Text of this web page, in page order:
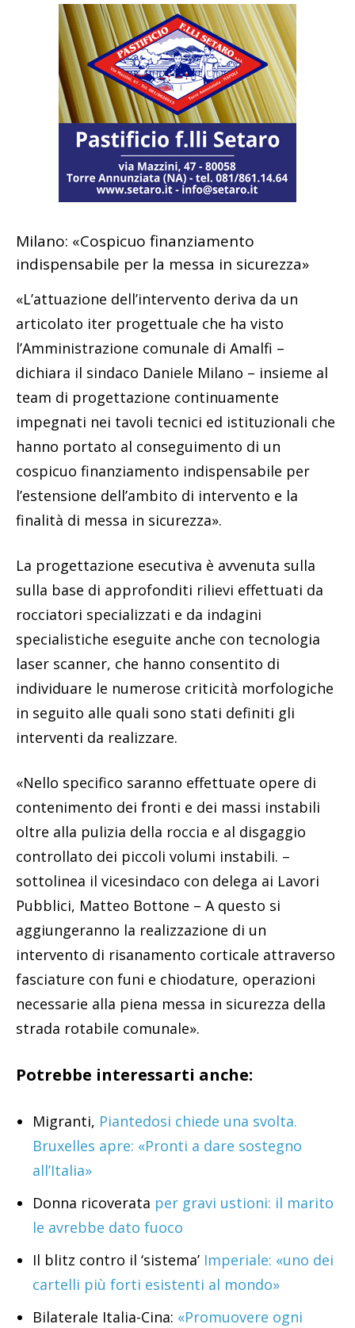
Milano: «Cospicuo finanziamento
indispensabile per la messa in sicurezza»
«L’attuazione dell’intervento deriva da un
articolato iter progettuale che ha visto
l’Amministrazione comunale di Amalfi –
dichiara il sindaco Daniele Milano – insieme al
team di progettazione continuamente
impegnati nei tavoli tecnici ed istituzionali che
hanno portato al conseguimento di un
cospicuo finanziamento indispensabile per
l’estensione dell’ambito di intervento e la
finalità di messa in sicurezza».
La progettazione esecutiva è avvenuta sulla
sulla base di approfonditi rilievi effettuati da
rocciatori specializzati e da indagini
specialistiche eseguite anche con tecnologia
laser scanner, che hanno consentito di
individuare le numerose criticità morfologiche
in seguito alle quali sono stati definiti gli
interventi da realizzare.
«Nello specifico saranno effettuate opere di
contenimento dei fronti e dei massi instabili
oltre alla pulizia della roccia e al disgaggio
controllato dei piccoli volumi instabili. –
sottolinea il vicesindaco con delega ai Lavori
Pubblici, Matteo Bottone – A questo si
aggiungeranno la realizzazione di un
intervento di risanamento corticale attraverso
fasciature con funi e chiodature, operazioni
necessarie alla piena messa in sicurezza della
strada rotabile comunale».
Potrebbe interessarti anche:
Migranti, Piantedosi chiede una svolta.
Bruxelles apre: «Pronti a dare sostegno
all’Italia»
Donna ricoverata per gravi ustioni: il marito
le avrebbe dato fuoco
Il blitz contro il ‘sistema’ Imperiale: «uno dei
cartelli più forti esistenti al mondo»
Bilaterale Italia-Cina: «Promuovere ogni